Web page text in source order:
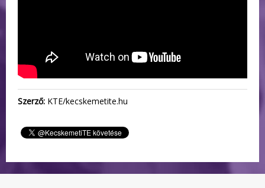
Szerző: KTE/kecskemetite.hu